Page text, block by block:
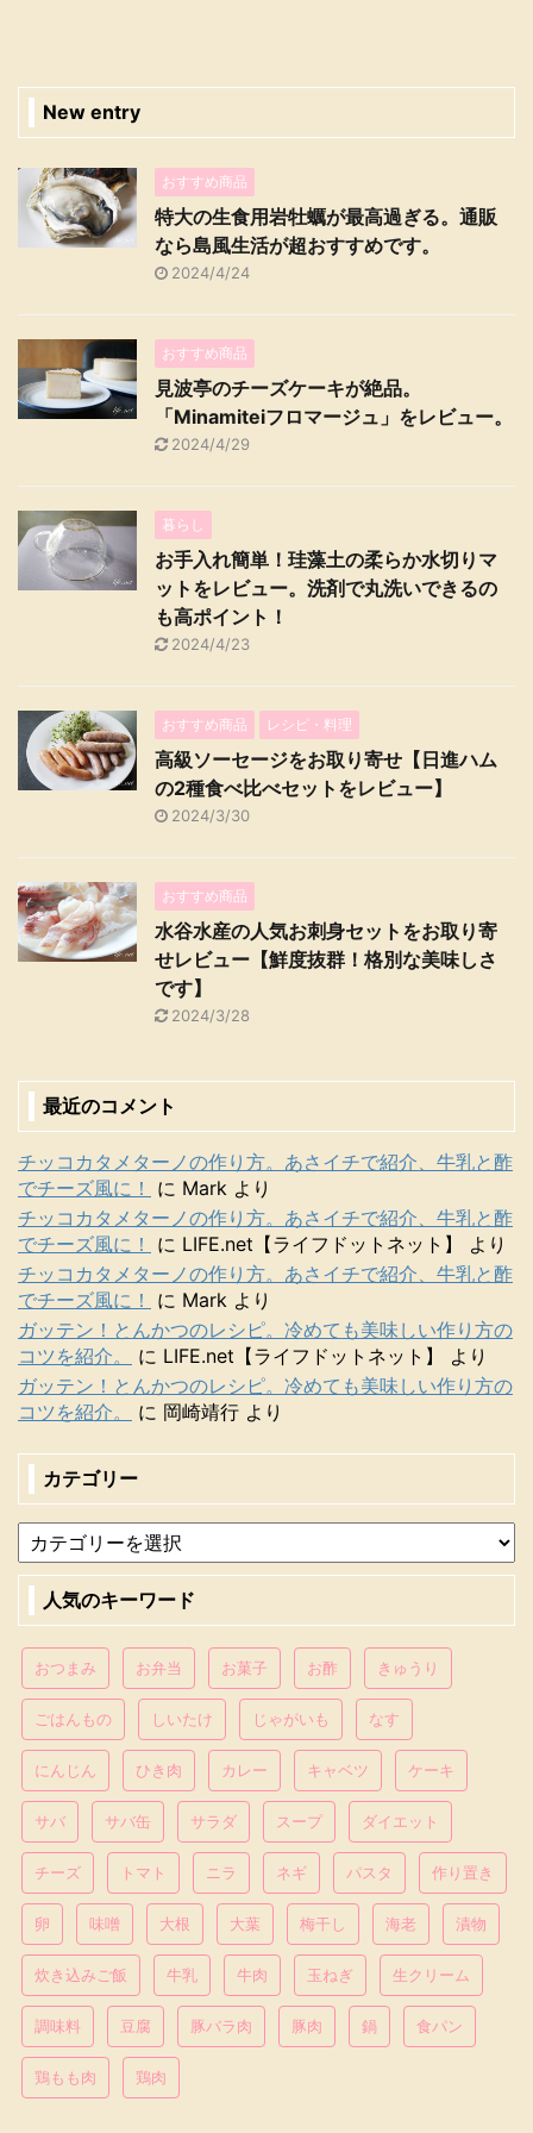
New entry
おすすめ商品
特大の生食用岩牡蠣が最高過ぎる。通販
なら島風生活が超おすすめです。
2024/4/24
おすすめ商品
見波亭のチーズケーキが絶品。
「Minamiteiフロマージュ」をレビュー。
2024/4/29
暮らし
お手入れ簡単！珪藻土の柔らか水切りマ
ットをレビュー。洗剤で丸洗いできるの
も高ポイント！
2024/4/23
おすすめ商品 レシピ・料理
高級ソーセージをお取り寄せ【日進ハム
の2種食べ比べセットをレビュー】
2024/3/30
おすすめ商品
水谷水産の人気お刺身セットをお取り寄
せレビュー【鮮度抜群！格別な美味しさ
です】
2024/3/28
最近のコメント
チッコカタメターノの作り方。あさイチで紹介、牛乳と酢
でチーズ風に！
に Mark より
チッコカタメターノの作り方。あさイチで紹介、牛乳と酢
でチーズ風に！
に LIFE.net【ライフドットネット】
より
チッコカタメターノの作り方。あさイチで紹介、牛乳と酢
でチーズ風に！
に Mark より
ガッテン！とんかつのレシピ。冷めても美味しい作り方の
コツを紹介。
に LIFE.net【ライフドットネット】
より
ガッテン！とんかつのレシピ。冷めても美味しい作り方の
コツを紹介。
に 岡崎靖行 より
カテゴリー
人気のキーワード
おつまみ お弁当 お菓子 お酢 きゅうり
ごはんもの しいたけ じゃがいも なす
にんじん ひき肉 カレー キャベツ ケーキ
サバ サバ缶 サラダ スープ ダイエット
チーズ トマト ニラ ネギ パスタ 作り置き
卵 味噌 大根 大葉 梅干し 海老 漬物
炊き込みご飯 牛乳 牛肉 玉ねぎ 生クリーム
調味料 豆腐 豚バラ肉 豚肉 鍋 食パン
鶏もも肉 鶏肉